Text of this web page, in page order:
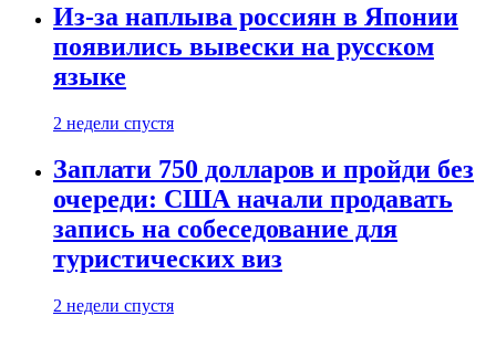
Из-за наплыва россиян в Японии
появились вывески на русском
языке
2 недели спустя
Заплати 750 долларов и пройди без
очереди: США начали продавать
запись на собеседование для
туристических виз
2 недели спустя